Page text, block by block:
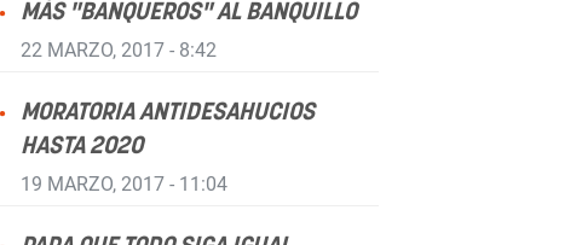
MÁS "BANQUEROS" AL BANQUILLO
22 MARZO, 2017 - 8:42
MORATORIA ANTIDESAHUCIOS
HASTA 2020
19 MARZO, 2017 - 11:04